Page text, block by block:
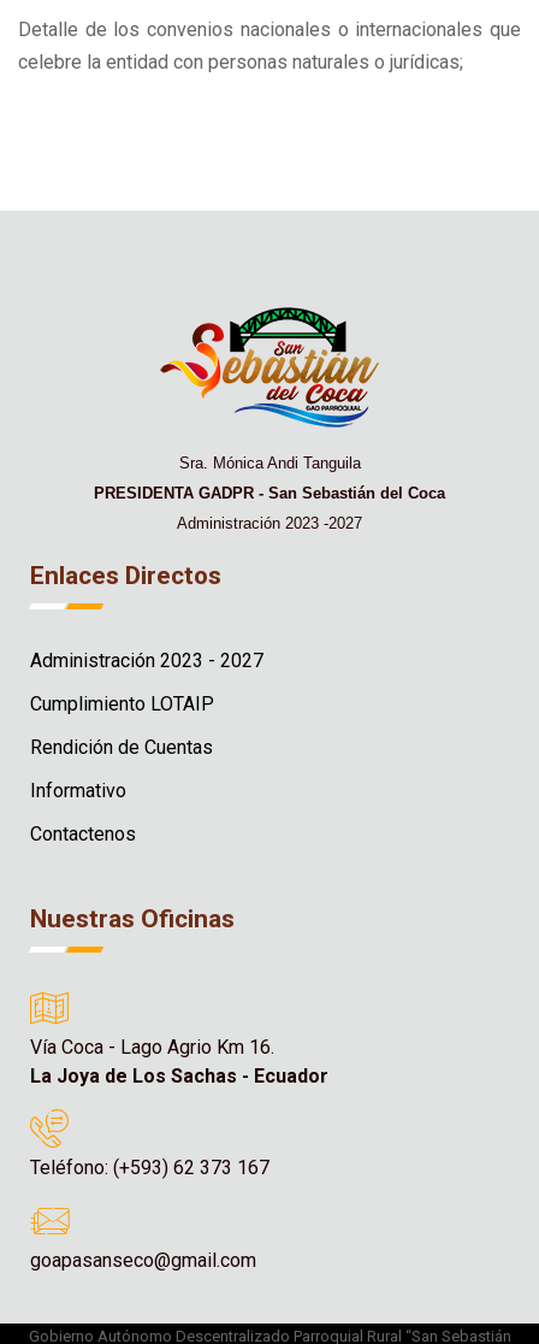
Detalle de los convenios nacionales o internacionales que
celebre la entidad con personas naturales o jurídicas;
Sra. Mónica Andi Tanguila
PRESIDENTA GADPR - San Sebastián del Coca
Administración 2023 -2027
Enlaces Directos
Administración 2023 - 2027
Cumplimiento LOTAIP
Rendición de Cuentas
Informativo
Contactenos
Nuestras Oficinas
Vía Coca - Lago Agrio Km 16.
La Joya de Los Sachas - Ecuador
Teléfono: (+593) 62 373 167
goapasanseco@gmail.com
Gobierno Autónomo Descentralizado Parroquial Rural “San Sebastián